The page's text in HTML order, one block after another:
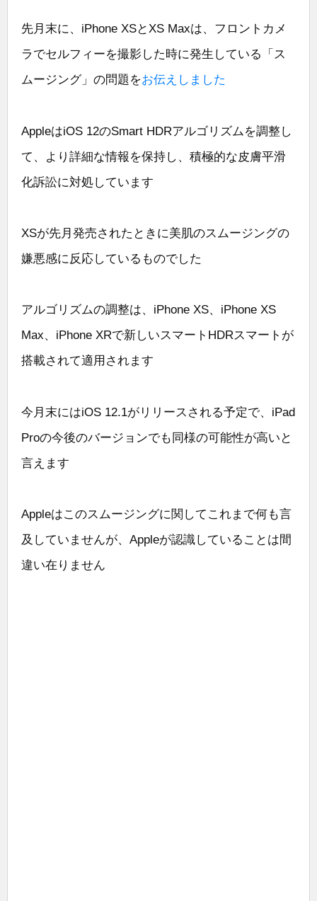
先月末に、iPhone XSとXS Maxは、フロントカメ
ラでセルフィーを撮影した時に発生している「ス
ムージング」の問題をお伝えしました
AppleはiOS 12のSmart HDRアルゴリズムを調整し
て、より詳細な情報を保持し、積極的な皮膚平滑
化訴訟に対処しています
XSが先月発売されたときに美肌のスムージングの
嫌悪感に反応しているものでした
アルゴリズムの調整は、iPhone XS、iPhone XS
Max、iPhone XRで新しいスマートHDRスマートが
搭載されて適用されます
今月末にはiOS 12.1がリリースされる予定で、iPad
Proの今後のバージョンでも同様の可能性が高いと
言えます
Appleはこのスムージングに関してこれまで何も言
及していませんが、Appleが認識していることは間
違い在りません